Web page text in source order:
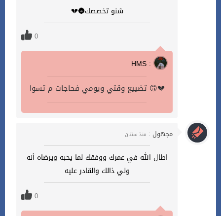
شنو تخصصك🌚💔
0
HMS :
تضييع وقتي ويومي فحاجات م تسوا 🙃💔
مجهول : منذ سنتان
اطال الله في عمرك ووفقك لما يحبه ويرضاه أنه
ولي ذالك والقادر عليه
0